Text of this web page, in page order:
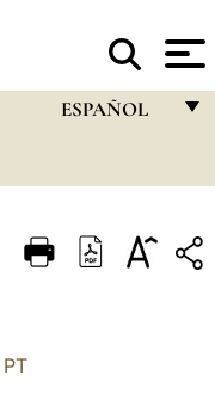
ESPAÑOL
ITALIANO
PT